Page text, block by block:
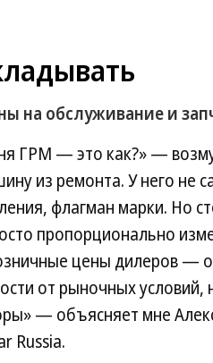
на обслуживание и
ГРМ — это как?» —
из ремонта. У него не
флагман марки. Но
пропорционально
цены дилеров —
от рыночных
— объясняет мне
Russia.